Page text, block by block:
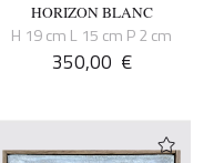
HORIZON BLANC
H 19 cm L 15 cm P 2 cm
350,00 €